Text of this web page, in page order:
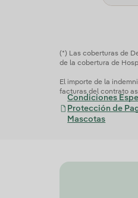
(*) Las coberturas de
de la cobertura de
El importe de la
facturas del contrato
Condiciones
Protección de
Mascotas